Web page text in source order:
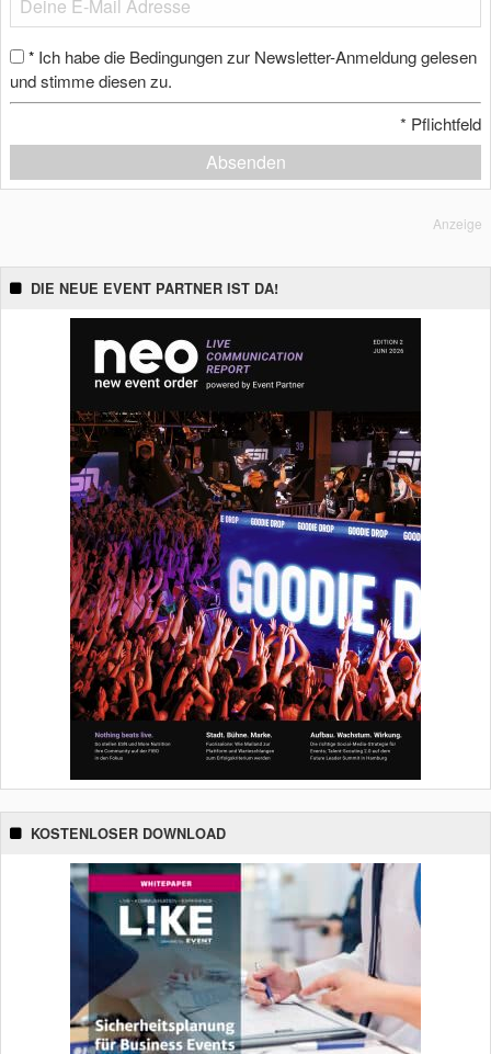
* Ich habe die Bedingungen zur Newsletter-Anmeldung gelesen
und stimme diesen zu.
* Pflichtfeld
Absenden
Anzeige
DIE NEUE EVENT PARTNER IST DA!
KOSTENLOSER DOWNLOAD